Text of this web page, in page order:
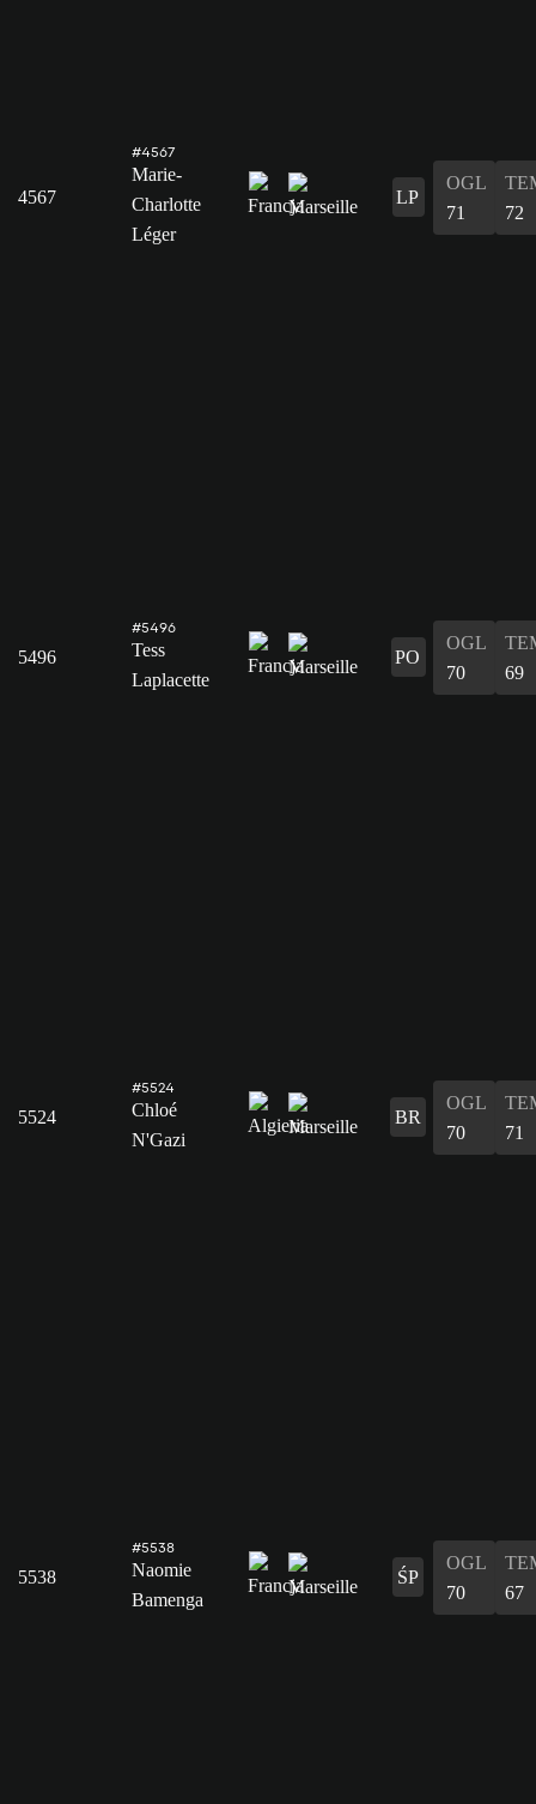
4567
#4567
Marie-
Charlotte
Léger
LP
OGL
71
72
5496
#5496
Tess
Laplacette
PO
OGL
70
69
5524
#5524
Chloé
N'Gazi
BR
OGL
70
71
5538
#5538
Naomie
Bamenga
ŚP
OGL
70
67